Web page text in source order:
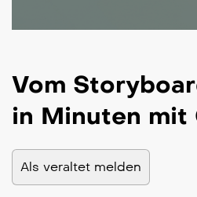
Vom
in Minuten mit
Als veraltet melden